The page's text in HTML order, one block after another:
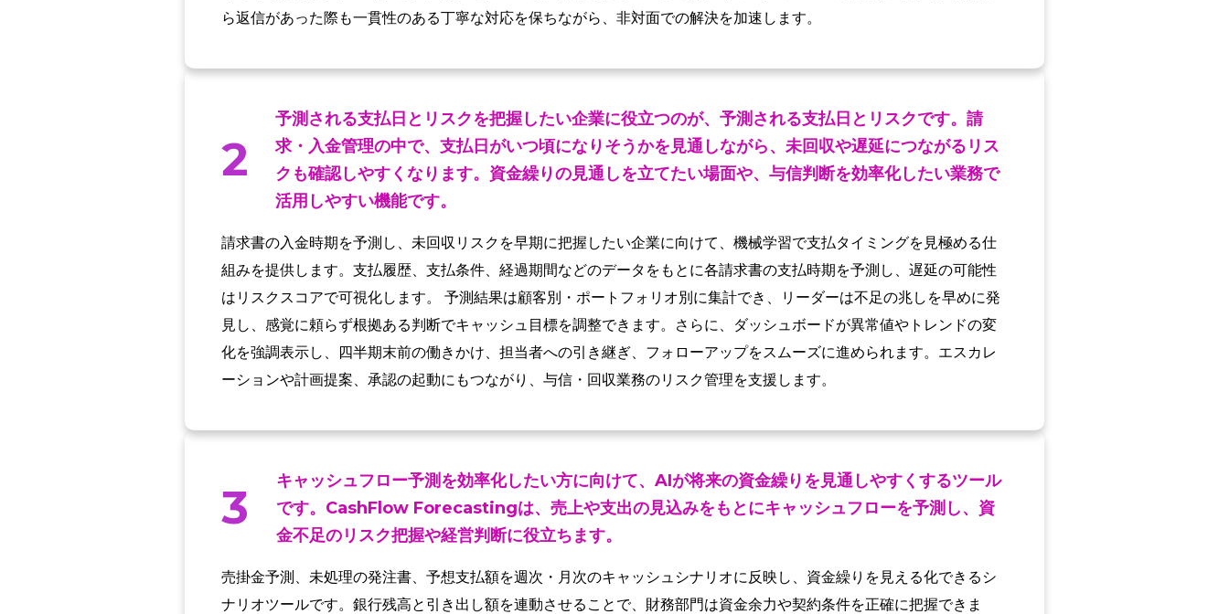
ら返信があった際も一貫性のある丁寧な対応を保ちながら、非対面での解決を加速します。
2
予測される支払日とリスクを把握したい企業に役立つのが、予測される支払日とリスクです。請
求・入金管理の中で、支払日がいつ頃になりそうかを見通しながら、未回収や遅延につながるリス
クも確認しやすくなります。資金繰りの見通しを立てたい場面や、与信判断を効率化したい業務で
活用しやすい機能です。
請求書の入金時期を予測し、未回収リスクを早期に把握したい企業に向けて、機械学習で支払タイミングを見極める仕
組みを提供します。支払履歴、支払条件、経過期間などのデータをもとに各請求書の支払時期を予測し、遅延の可能性
はリスクスコアで可視化します。 予測結果は顧客別・ポートフォリオ別に集計でき、リーダーは不足の兆しを早めに発
見し、感覚に頼らず根拠ある判断でキャッシュ目標を調整できます。さらに、ダッシュボードが異常値やトレンドの変
化を強調表示し、四半期末前の働きかけ、担当者への引き継ぎ、フォローアップをスムーズに進められます。エスカレ
ーションや計画提案、承認の起動にもつながり、与信・回収業務のリスク管理を支援します。
3
キャッシュフロー予測を効率化したい方に向けて、AIが将来の資金繰りを見通しやすくするツール
です。CashFlow Forecastingは、売上や支出の見込みをもとにキャッシュフローを予測し、資
金不足のリスク把握や経営判断に役立ちます。
売掛金予測、未処理の発注書、予想支払額を週次・月次のキャッシュシナリオに反映し、資金繰りを見える化できるシ
ナリオツールです。銀行残高と引き出し額を連動させることで、財務部門は資金余力や契約条件を正確に把握できま